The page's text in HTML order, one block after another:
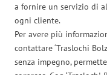
a fornire un servizio di
ogni cliente.
Per avere più
contattare ‘Traslochi
senza impegno,